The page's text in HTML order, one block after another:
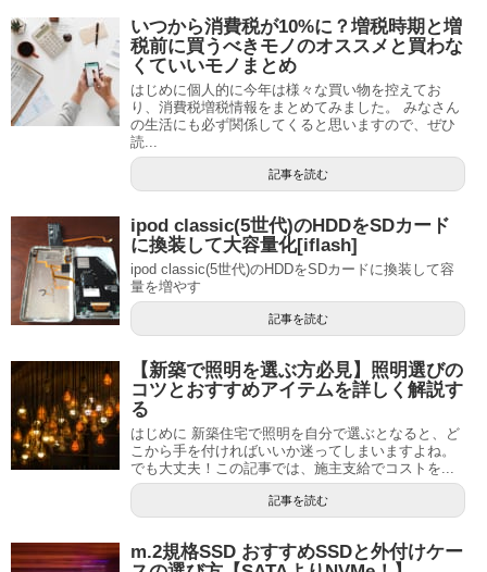
いつから消費税が10%に？増税時期と増
税前に買うべきモノのオススメと買わな
くていいモノまとめ
はじめに個人的に今年は様々な買い物を控えてお
り、消費税増税情報をまとめてみました。 みなさん
の生活にも必ず関係してくると思いますので、ぜひ
読...
記事を読む
ipod classic(5世代)のHDDをSDカード
に換装して大容量化[iflash]
ipod classic(5世代)のHDDをSDカードに換装して容
量を増やす
記事を読む
【新築で照明を選ぶ方必見】照明選びの
コツとおすすめアイテムを詳しく解説す
る
はじめに 新築住宅で照明を自分で選ぶとなると、ど
こから手を付ければいいか迷ってしまいますよね。
でも大丈夫！この記事では、施主支給でコストを...
記事を読む
m.2規格SSD おすすめSSDと外付けケー